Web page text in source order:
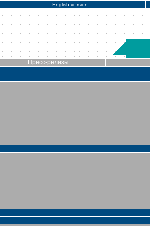
English version
Пресс-релизы